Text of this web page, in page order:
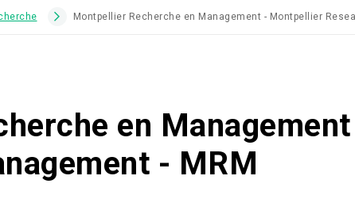
Montpellier Recherche en Management - Montpellier
en
- MRM